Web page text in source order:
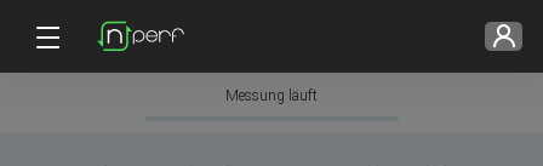
Messung läuft